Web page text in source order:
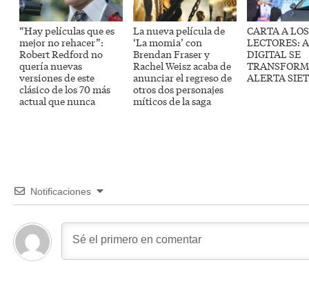
“Hay películas que es
mejor no rehacer”:
Robert Redford no
quería nuevas
versiones de este
clásico de los 70 más
actual que nunca
La nueva película de
‘La momia’ con
Brendan Fraser y
Rachel Weisz acaba de
anunciar el regreso de
otros dos personajes
míticos de la saga
CARTA A LOS
LECTORES:
DIGITAL SE
ALERTA
Notificaciones